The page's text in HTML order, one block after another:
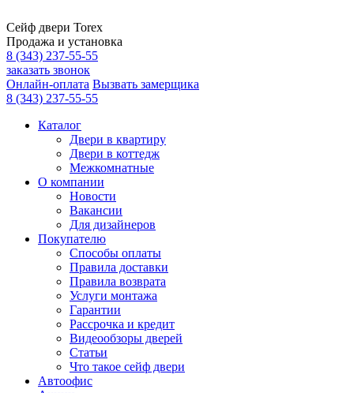
Сейф двери Torex
Продажа и установка
8 (343) 237-55-55
заказать звонок
Онлайн-оплата Вызвать замерщика
8 (343) 237-55-55
Каталог
Двери в квартиру
Двери в коттедж
Межкомнатные
О компании
Новости
Вакансии
Для дизайнеров
Покупателю
Способы оплаты
Правила доставки
Правила возврата
Услуги монтажа
Гарантии
Рассрочка и кредит
Видеообзоры дверей
Статьи
Что такое сейф двери
Автоофис